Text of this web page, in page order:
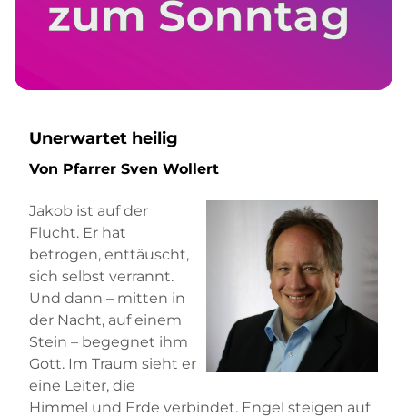
Unerwartet heilig
Von Pfarrer Sven Wollert
Jakob ist auf der
Flucht. Er hat
betrogen, enttäuscht,
sich selbst verrannt.
Und dann – mitten in
der Nacht, auf einem
Stein – begegnet ihm
Gott. Im Traum sieht er
eine Leiter, die
Himmel und Erde verbindet. Engel steigen auf